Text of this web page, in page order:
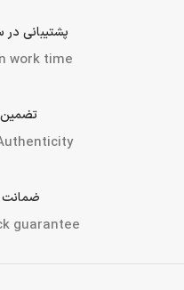
پشتیبانی در
work time
تضمین
ضمانت
guarantee